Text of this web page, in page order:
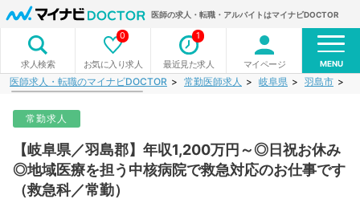
医師の求人・転職・アルバイトはマイナビDOCTOR
求人検索 お気に入り求人
0
最近見た求人
1
マイページ MENU
医師求人・転職のマイナビDOCTOR 常勤医師求人 岐阜県 羽島市
常勤求人
【岐阜県／羽島郡】年収1,200万円～◎日祝お休み
◎地域医療を担う中核病院で救急対応のお仕事です
（救急科／常勤）